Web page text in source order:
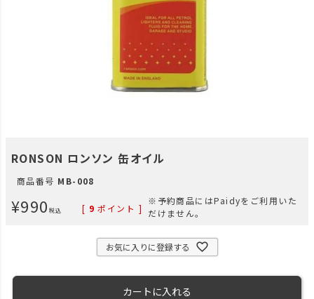
RONSON ロンソン 缶オイル
商品番号 MB-008
¥990 税込 [ 9 ポイント ]
※予約商品にはPaidyをご利用いた
だけません。
お気に入りに登録する
カートに入れる